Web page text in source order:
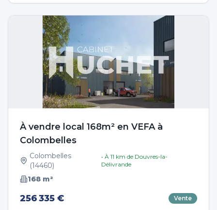
À vendre local 168m² en VEFA à
Colombelles
Colombelles
(14460)
• À11 km de Douvres-la-
Délivrande
168 m²
256 335 € Vente